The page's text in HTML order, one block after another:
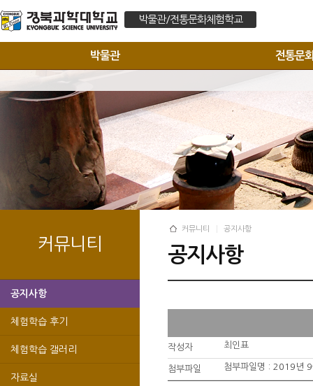
박물관/전통문화체험학교
박물관 전통문
커뮤니티
공지사항
체험학습 후기
체험학습 갤러리
자료실
커뮤니티 공지사항
공지사항
작성자 최인표
첨부파일 첨부파일명 : 2019년 9